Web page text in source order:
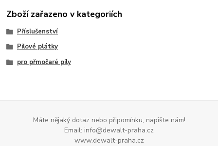
Zboží zařazeno v kategoriích
Příslušenství
Pilové plátky
pro přmočaré pily
Máte nějaký dotaz nebo připomínku, napište nám!
Email: info@dewalt-praha.cz
www.dewalt-praha.cz